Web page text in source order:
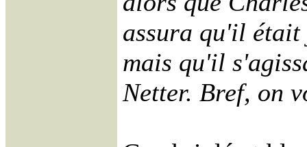
assura qu'il
mais qu'il
Netter. Bref, on